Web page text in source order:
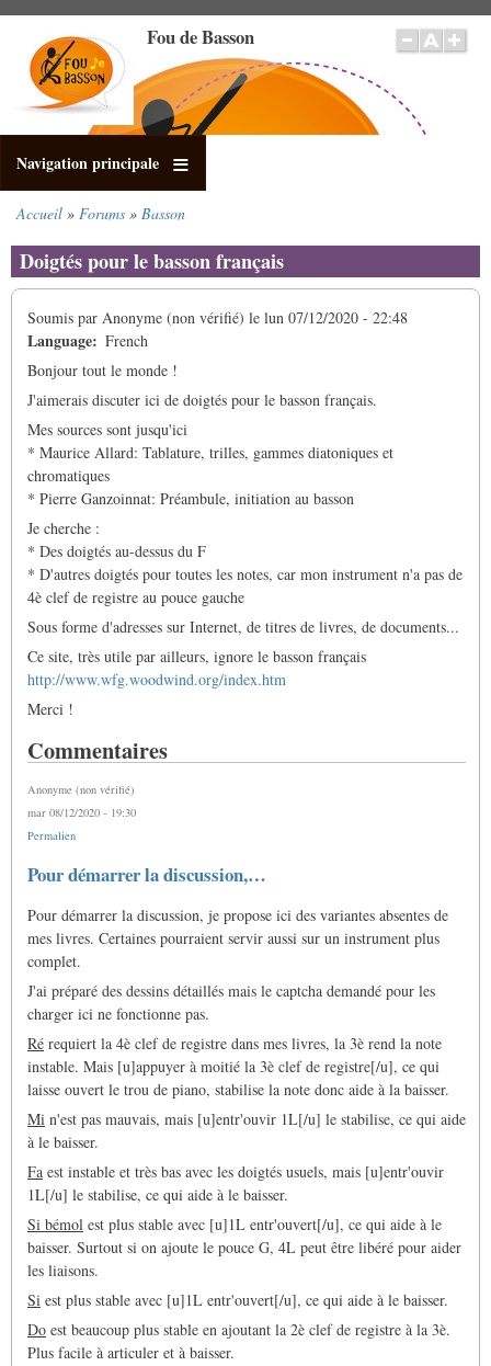
contenu
principal
Fou de Basson
Navigation principale
d'Ariane
Accueil Forums Basson
Doigtés pour le basson français
Soumis par Anonyme (non vérifié) le lun 07/12/2020 - 22:48
Language
French
Bonjour tout le monde !
J'aimerais discuter ici de doigtés pour le basson français.
Mes sources sont jusqu'ici
* Maurice Allard: Tablature, trilles, gammes diatoniques et
chromatiques
* Pierre Ganzoinnat: Préambule, initiation au basson
Je cherche :
* Des doigtés au-dessus du F
* D'autres doigtés pour toutes les notes, car mon instrument n'a pas de
4è clef de registre au pouce gauche
Sous forme d'adresses sur Internet, de titres de livres, de documents...
Ce site, très utile par ailleurs, ignore le basson français
http://www.wfg.woodwind.org/index.htm
Merci !
Commentaires
Anonyme (non vérifié)
mar 08/12/2020 - 19:30
Permalien
Pour démarrer la discussion,…
Pour démarrer la discussion, je propose ici des variantes absentes de
mes livres. Certaines pourraient servir aussi sur un instrument plus
complet.
J'ai préparé des dessins détaillés mais le captcha demandé pour les
charger ici ne fonctionne pas.
Ré requiert la 4è clef de registre dans mes livres, la 3è rend la note
instable. Mais [u]appuyer à moitié la 3è clef de registre[/u], ce qui
laisse ouvert le trou de piano, stabilise la note donc aide à la baisser.
Mi n'est pas mauvais, mais [u]entr'ouvir 1L[/u] le stabilise, ce qui aide
à le baisser.
Fa est instable et très bas avec les doigtés usuels, mais [u]entr'ouvir
1L[/u] le stabilise, ce qui aide à le baisser.
Si bémol est plus stable avec [u]1L entr'ouvert[/u], ce qui aide à le
baisser. Surtout si on ajoute le pouce G, 4L peut être libéré pour aider
les liaisons.
Si est plus stable avec [u]1L entr'ouvert[/u], ce qui aide à le baisser.
Do est beaucoup plus stable en ajoutant la 2è clef de registre à la 3è.
Plus facile à articuler et à baisser.